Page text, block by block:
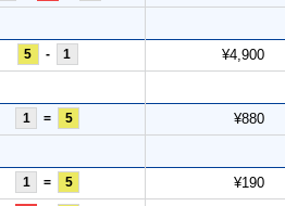
5 - 1 ¥4,900
1 = 5 ¥880
1 = 5 ¥190